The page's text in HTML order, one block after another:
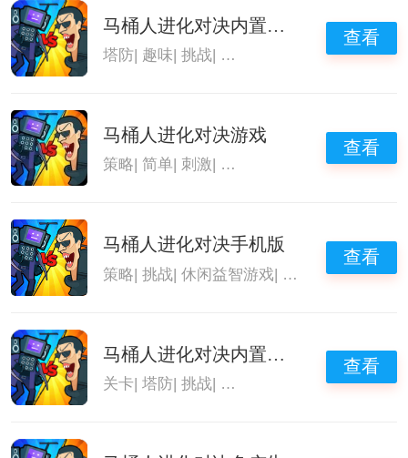
马桶人进化对决内置菜单免广告
塔防| 趣味|挑战| 马桶人进化对决
查看
马桶人进化对决游戏
策略 简单 刺激 马桶人进化对决
查看
马桶人进化对决手机版
策略|挑战|休闲益智游戏| 马桶人进化对决
查看
马桶人进化对决内置菜单
关卡|塔防|挑战| 马桶人进化对决
查看